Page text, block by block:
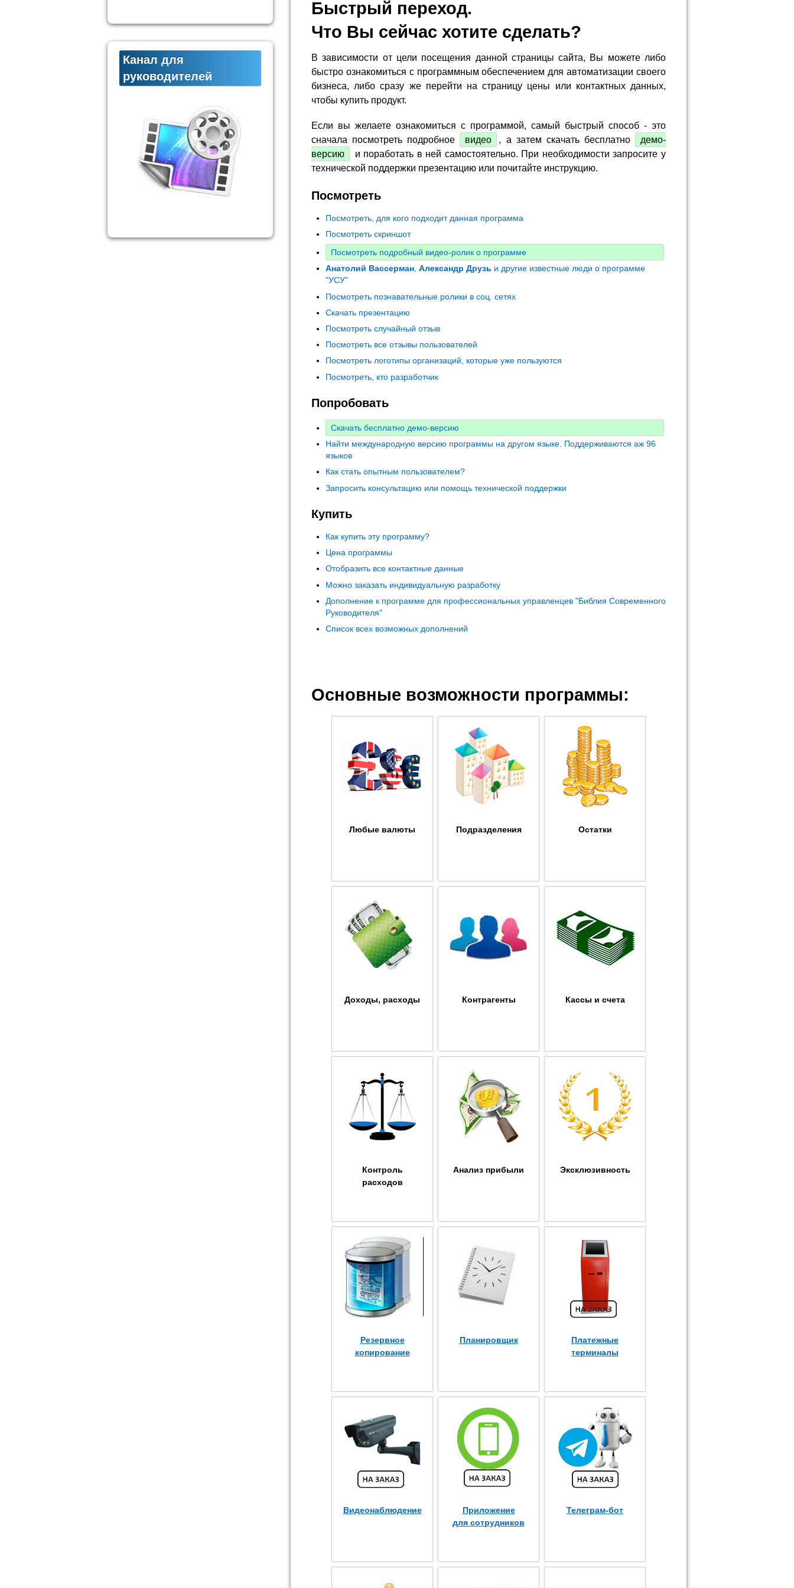
Быстрый переход.
Что Вы сейчас хотите сделать?
В зависимости от цели посещения данной страницы сайта, Вы можете либо
быстро ознакомиться с программным обеспечением для автоматизации своего
бизнеса, либо сразу же перейти на страницу цены или контактных данных,
чтобы купить продукт.
Если вы желаете ознакомиться с программой, самый быстрый способ - это
сначала посмотреть подробное
видео , а затем скачать бесплатно
демо-
версию
и поработать в ней самостоятельно. При необходимости запросите у
технической поддержки презентацию или почитайте инструкцию.
Посмотреть
Посмотреть, для кого подходит данная программа
Посмотреть скриншот
Посмотреть подробный видео-ролик о программе
Анатолий Вассерман, Александр Друзь и другие известные люди о программе
"УСУ"
Посмотреть познавательные ролики в соц. сетях
Скачать презентацию
Посмотреть случайный отзыв
Посмотреть все отзывы пользователей
Посмотреть логотипы организаций, которые уже пользуются
Посмотреть, кто разработчик
Попробовать
Скачать бесплатно демо-версию
Найти международную версию программы на другом языке. Поддерживаются аж 96
языков
Как стать опытным пользователем?
Запросить консультацию или помощь технической поддержки
Купить
Как купить эту программу?
Цена программы
Отобразить все контактные данные
Можно заказать индивидуальную разработку
Дополнение к программе для профессиональных управленцев "Библия Современного
Руководителя"
Список всех возможных дополнений
Основные возможности программы:
Любые валюты Подразделения Остатки
Доходы, расходы Контрагенты Кассы и счета
Контроль
расходов
Анализ прибыли Эксклюзивность
Резервное
копирование
Планировщик
Платежные
терминалы
Видеонаблюдение
Приложение
для сотрудников
Телеграм-бот
Канал для
руководителей